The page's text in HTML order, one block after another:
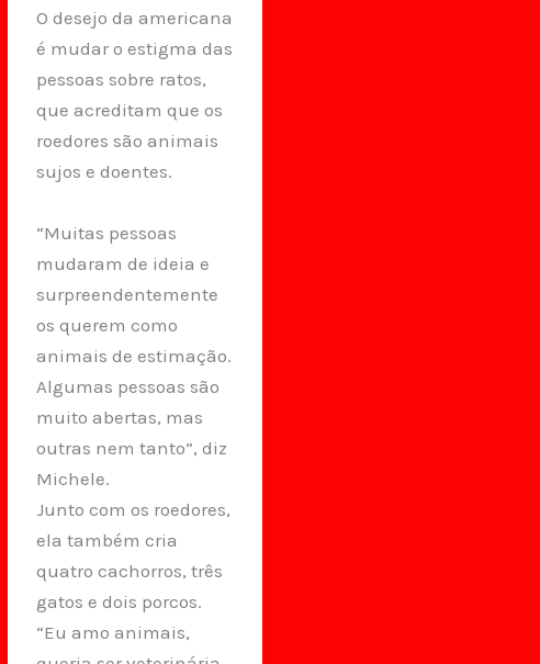
O desejo da americana
é mudar o estigma das
pessoas sobre ratos,
que acreditam que os
roedores são animais
sujos e doentes.
“Muitas pessoas
mudaram de ideia e
surpreendentemente
os querem como
animais de estimação.
Algumas pessoas são
muito abertas, mas
outras nem tanto”, diz
Michele.
Junto com os roedores,
ela também cria
quatro cachorros, três
gatos e dois porcos.
“Eu amo animais,